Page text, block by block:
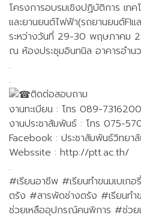
โครงการอบรมเชิงปฏิบัติการ เท
และยานยนต์ไฟฟ้า(รถยานยนต์FIแ
ระหว่างวันที่ 29-30 พฤษภาคม
ณ ห้องประชุมอินทนิล อาคารอำน
.
.
ติดต่อสอบถาม
งานทะเบียน : โทร 089-7316200
งานประชาสัมพันธ์ : โทร 075-
Facebook : ประชาสัมพันธ์วิทยา
Webssite : http://ptt.ac.th/
.
#เรียนอาชีพ #เรียนทำขนมเบเกอรี่
ตรัง #สารพัดช่างตรัง #เรียนทำ
ช่วยเหลืออุปกรณ์คนพิการ #ช่วย